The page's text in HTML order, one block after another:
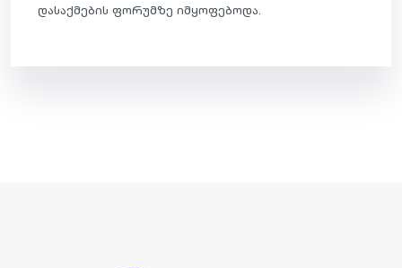
დასაქმების ფორუმზე იმყოფებოდა.